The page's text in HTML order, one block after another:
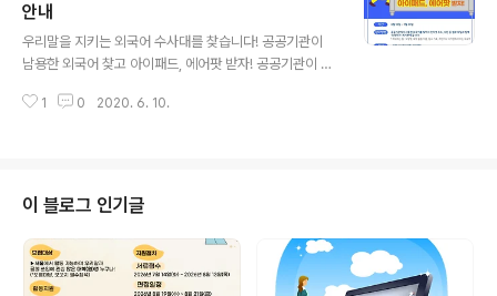
*리 님과 박*기 님!! 과연 누가 으뜸 수사관이 될 수 있을지
( ͡° ͜ʖ ͡°) 아직 수사관 자리가 많이 남아있으니 어서 도전하
세요!!당신도 으뜸 수사관이 될 수 있습니다♥ 모두 아리아
리!! (ง •̀_•́)ง 자세한 내용 보러 가기 ▷▶▷▶▷▶ 공공기
관이 남용한 외국어 신고하러 가기 ▶▷▶▷▶▷
안내
우리말을 지키는 외국어 수사대를 찾습니다! 공공기관이
남용한 외국어 찾고 아이패드, 에어팟 받자! 공공기관이 남
지키는 외국어 수사대'의 수사관으로 임명하며 상품을 드
니다. ▶ 시상:- 으뜸수사관상(1명) 아이패드 7세대 128G
B *최소 게시글 수 50개- 버금수사관상(3명) 에어팟 2세
대 *최소 게시글 수 50개- 보람수사관상(20명) 문화상품
권 3만원 *최소 게시글 수 10개- 행운상(20명) 편의점 상
품권 5천원 *최소 게시글 수 1개 ▶ 참가 방법:1. 공공..
1 0 2020. 6. 10.
이 블로그 인기글